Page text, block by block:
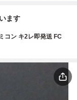
ます
コン キ2レ即発送 FC